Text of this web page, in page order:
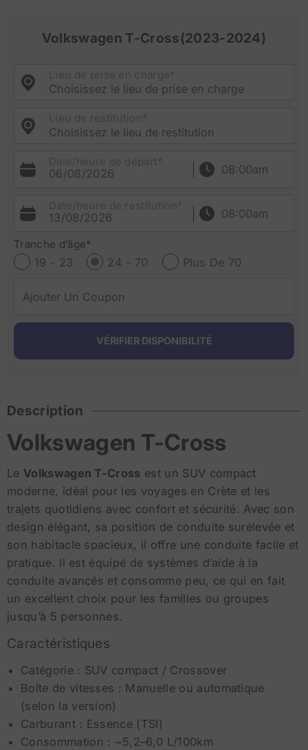
Volkswagen T-Cross(2023-2024)
Choisissez le lieu de prise en charge
Choisissez le lieu de restitution
06/08/2026
13/08/2026
Tranche d’âge*
19 - 23 24 - 70 Plus De 70
Description
Volkswagen T-Cross
Le Volkswagen T-Cross est un SUV compact
moderne, idéal pour les voyages en Crète et les
trajets quotidiens avec confort et sécurité. Avec son
design élégant, sa position de conduite surélevée et
son habitacle spacieux, il offre une conduite facile et
pratique. Il est équipé de systèmes d’aide à la
conduite avancés et consomme peu, ce qui en fait
un excellent choix pour les familles ou groupes
jusqu’à 5 personnes.
Caractéristiques
Catégorie : SUV compact / Crossover
Boîte de vitesses : Manuelle ou automatique
(selon la version)
Carburant : Essence (TSI)
Consommation : ~5,2–6,0 L/100km